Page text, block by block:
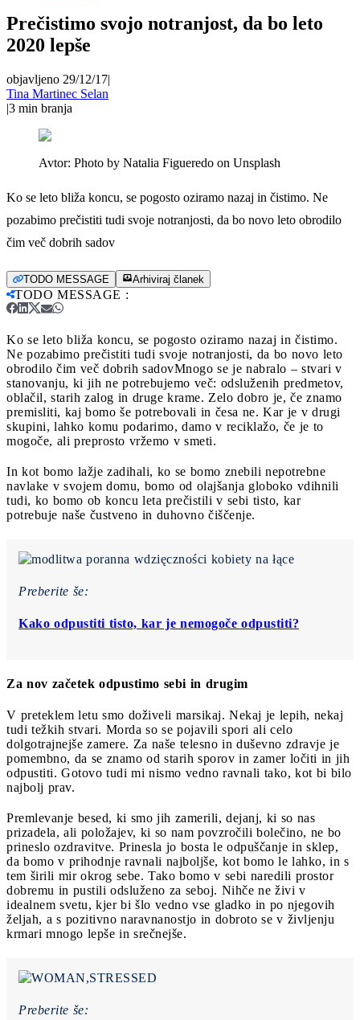
Prečistimo svojo notranjost, da bo leto
2020 lepše
objavljeno 29/12/17|
Tina Martinec Selan
|3 min branja
Avtor: Photo by Natalia Figueredo on Unsplash
Ko se leto bliža koncu, se pogosto oziramo nazaj in čistimo. Ne
pozabimo prečistiti tudi svoje notranjosti, da bo novo leto obrodilo
čim več dobrih sadov
TODO MESSAGE Arhiviraj članek
TODO MESSAGE :
Ko se leto bliža koncu, se pogosto oziramo nazaj in čistimo.
Ne pozabimo prečistiti tudi svoje notranjosti, da bo novo leto
obrodilo čim več dobrih sadovMnogo se je nabralo – stvari v
stanovanju, ki jih ne potrebujemo več: odsluženih predmetov,
oblačil, starih zalog in druge krame. Zelo dobro je, če znamo
premisliti, kaj bomo še potrebovali in česa ne. Kar je v drugi
skupini, lahko komu podarimo, damo v reciklažo, če je to
mogoče, ali preprosto vržemo v smeti.
In kot bomo lažje zadihali, ko se bomo znebili nepotrebne
navlake v svojem domu, bomo od olajšanja globoko vdihnili
tudi, ko bomo ob koncu leta prečistili v sebi tisto, kar
potrebuje naše čustveno in duhovno čiščenje.
Preberite še:
Kako odpustiti tisto, kar je nemogoče odpustiti?
Za nov začetek odpustimo sebi in drugim
V preteklem letu smo doživeli marsikaj. Nekaj je lepih, nekaj
tudi težkih stvari. Morda so se pojavili spori ali celo
dolgotrajnejše zamere. Za naše telesno in duševno zdravje je
pomembno, da se znamo od starih sporov in zamer ločiti in jih
odpustiti. Gotovo tudi mi nismo vedno ravnali tako, kot bi bilo
najbolj prav.
Premlevanje besed, ki smo jih zamerili, dejanj, ki so nas
prizadela, ali položajev, ki so nam povzročili bolečino, ne bo
prineslo ozdravitve. Prinesla jo bosta le odpuščanje in sklep,
da bomo v prihodnje ravnali najboljše, kot bomo le lahko, in s
tem širili mir okrog sebe. Tako bomo v sebi naredili prostor
dobremu in pustili odsluženo za seboj. Nihče ne živi v
idealnem svetu, kjer bi šlo vedno vse gladko in po njegovih
željah, a s pozitivno naravnanostjo in dobroto se v življenju
krmari mnogo lepše in srečnejše.
Preberite še: